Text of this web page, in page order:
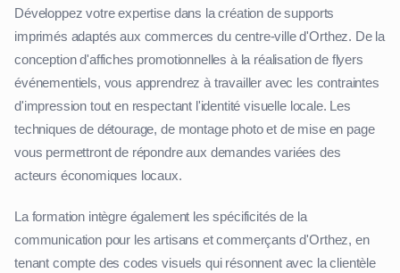
Développez votre expertise dans la création de supports
imprimés adaptés aux commerces du centre-ville d'Orthez. De la
conception d'affiches promotionnelles à la réalisation de flyers
événementiels, vous apprendrez à travailler avec les contraintes
d'impression tout en respectant l'identité visuelle locale. Les
techniques de détourage, de montage photo et de mise en page
vous permettront de répondre aux demandes variées des
acteurs économiques locaux.
La formation intègre également les spécificités de la
communication pour les artisans et commerçants d'Orthez, en
tenant compte des codes visuels qui résonnent avec la clientèle